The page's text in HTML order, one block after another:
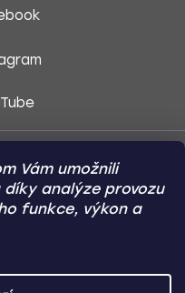
Vám umožnili
analýze provozu
funkce, výkon a
Dobírka